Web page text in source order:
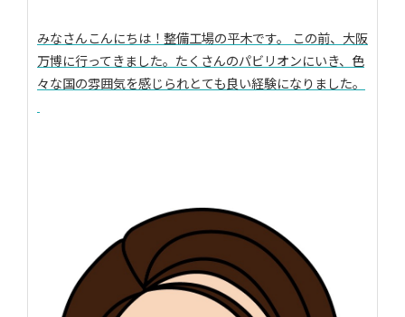
みなさんこんにちは！整備工場の平木です。 この前、大阪
万博に行ってきました。たくさんのパビリオンにいき、色
々な国の雰囲気を感じられとても良い経験になりました。